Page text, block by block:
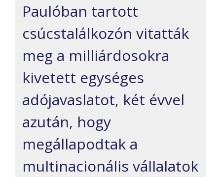
Paulóban tartott
csúcstalálkozón vitatták
meg a milliárdosokra
kivetett egységes
adójavaslatot, két évvel
azután, hogy
megállapodtak a
multinacionális vállalatok